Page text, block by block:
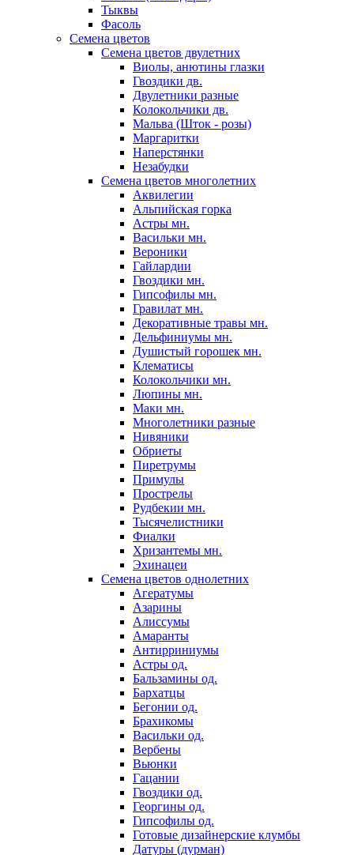
Тыквы
Фасоль
Семена цветов
Семена цветов двулетних
Виолы, анютины глазки
Гвоздики дв.
Двулетники разные
Колокольчики дв.
Мальва (Шток - розы)
Маргаритки
Наперстянки
Незабудки
Семена цветов многолетних
Аквилегии
Альпийская горка
Астры мн.
Васильки мн.
Вероники
Гайлардии
Гвоздики мн.
Гипсофилы мн.
Гравилат мн.
Декоративные травы мн.
Дельфиниумы мн.
Душистый горошек мн.
Клематисы
Колокольчики мн.
Люпины мн.
Маки мн.
Многолетники разные
Нивяники
Обриеты
Пиретрумы
Примулы
Прострелы
Рудбекии мн.
Тысячелистники
Фиалки
Хризантемы мн.
Эхинацеи
Семена цветов однолетних
Агератумы
Азарины
Алиссумы
Амаранты
Антирриниумы
Астры од.
Бальзамины од.
Бархатцы
Бегонии од.
Брахикомы
Васильки од.
Вербены
Вьюнки
Гацании
Гвоздики од.
Георгины од.
Гипсофилы од.
Готовые дизайнерские клумбы
Датуры (дурман)